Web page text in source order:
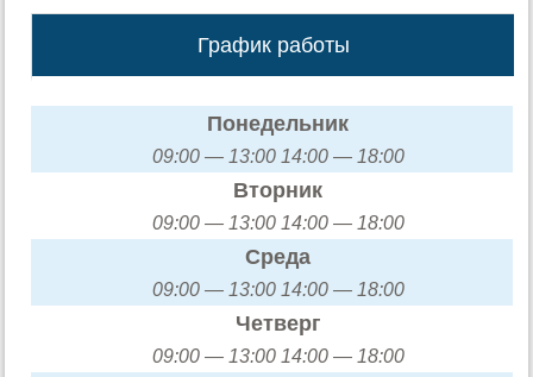
График работы
Понедельник
09:00 — 13:00 14:00 — 18:00
Вторник
09:00 — 13:00 14:00 — 18:00
Среда
09:00 — 13:00 14:00 — 18:00
Четверг
09:00 — 13:00 14:00 — 18:00